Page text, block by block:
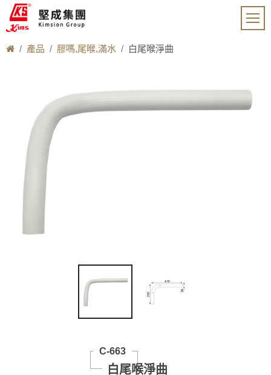
產品 膠嗎,尾喉,滿水 白尾喉淨曲
C-663
白尾喉淨曲